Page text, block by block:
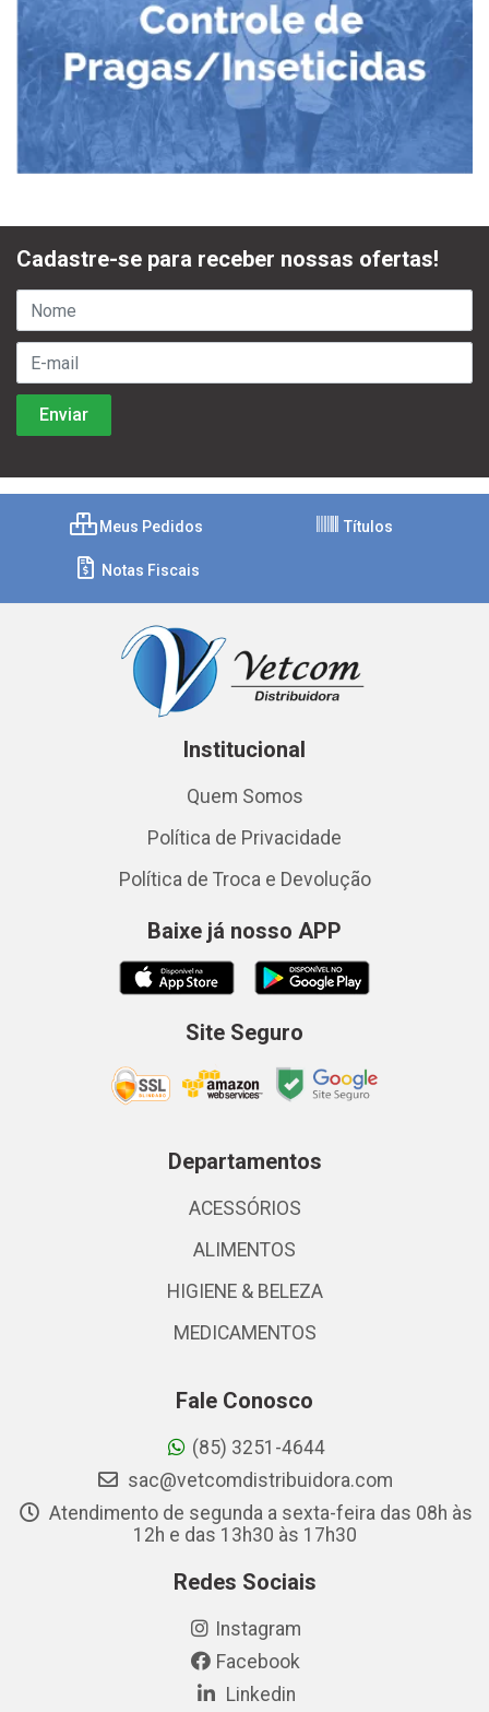
Cadastre-se para receber nossas ofertas!
Meus Pedidos Títulos
Notas Fiscais
Institucional
Quem Somos
Política de Privacidade
Política de Troca e Devolução
Baixe já nosso APP
Site Seguro
Departamentos
ACESSÓRIOS
ALIMENTOS
HIGIENE & BELEZA
MEDICAMENTOS
Fale Conosco
(85) 3251-4644
sac@vetcomdistribuidora.com
Atendimento de segunda a sexta-feira das 08h às
12h e das 13h30 às 17h30
Redes Sociais
Instagram
Facebook
Linkedin